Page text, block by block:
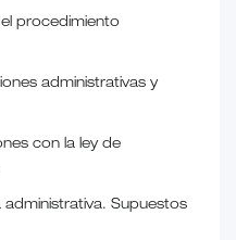
procedimiento
administrativas y
con la ley de
Supuestos